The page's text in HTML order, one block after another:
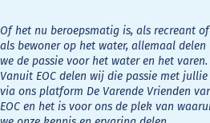
Of het nu beroepsmatig is, als recreant of
als bewoner op het water, allemaal delen
we de passie voor het water en het varen.
Vanuit EOC delen wij die passie met jullie
via ons platform De Varende Vrienden
EOC en het is voor ons de plek van